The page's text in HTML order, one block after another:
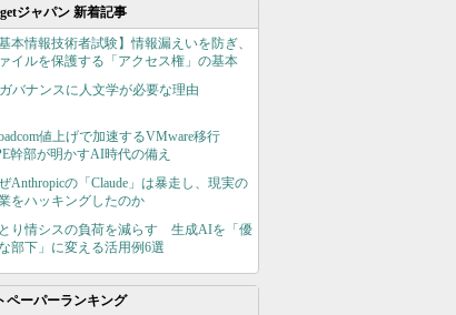
ジャパン 新着記事
基本情報技術者試験】情報漏えいを防ぎ、
イルを保護する「アクセス権」の基本
バナンスに人文学が必要な理由
値上げで加速するVMware移行
幹部が明かすAI時代の備え
Anthropicの「Claude」は暴走し、現実の
をハッキングしたのか
り情シスの負荷を減らす 生成AIを「優
部下」に変える活用例6選
ペーパーランキング